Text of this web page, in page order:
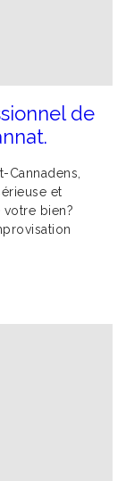
de
Cannadens,
et
bien?